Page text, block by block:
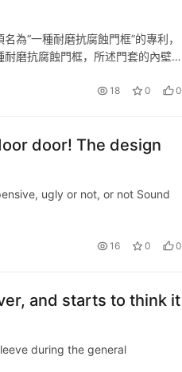
為“一種耐磨抗腐蝕門框”的專利，
磨抗腐蝕門框，所述門套的內壁
18 0 0
door! The design
ugly or not, or not Sound
16 0 0
and starts to think it
during the general